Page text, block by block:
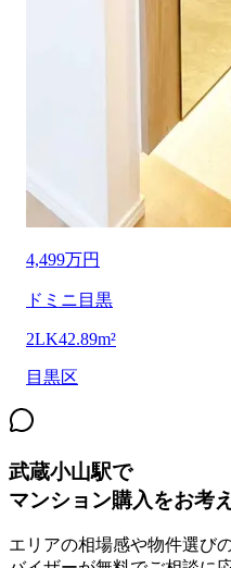
4,499万円
ドミニ目黒
2LK42.89m²
目黒区
武蔵小山駅で
マンション購入をお考
エリアの相場感や物件選び